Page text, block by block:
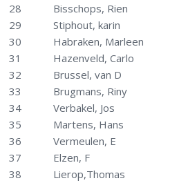
28
Bisschops, Rien
29
Stiphout, karin
30
Habraken, Marleen
31
Hazenveld, Carlo
32
Brussel, van D
33
Brugmans, Riny
34
Verbakel, Jos
35
Martens, Hans
36
Vermeulen, E
37
Elzen, F
38
Lierop,Thomas